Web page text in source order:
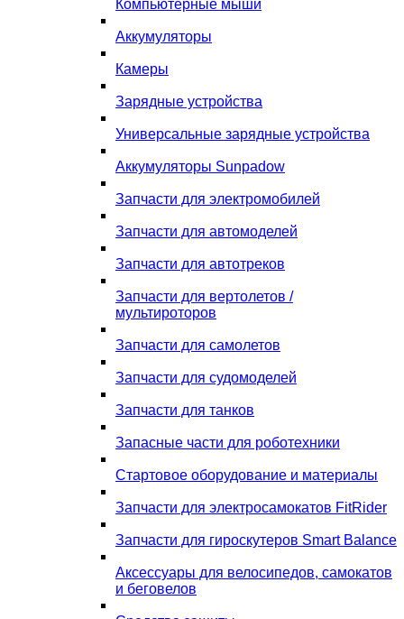
Компьютерные мыши
Аккумуляторы
Камеры
Зарядные устройства
Универсальные зарядные устройства
Аккумуляторы Sunpadow
Запчасти для электромобилей
Запчасти для автомоделей
Запчасти для автотреков
Запчасти для вертолетов /
мультироторов
Запчасти для самолетов
Запчасти для судомоделей
Запчасти для танков
Запасные части для роботехники
Стартовое оборудование и материалы
Запчасти для электросамокатов FitRider
Запчасти для гироскутеров Smart Balance
Аксессуары для велосипедов, самокатов
и беговелов